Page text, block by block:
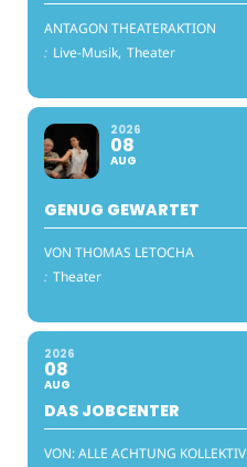
ANTAGON THEATERAKTION
: Live-Musik, Theater
2026
08
AUG
GENUG GEWARTET
VON THOMAS LETOCHA
: Theater
2026
08
AUG
DAS JOBCENTER
VON: ALLE ACHTUNG KOLLEKTIV